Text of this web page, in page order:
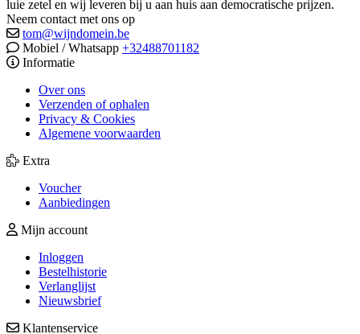
luie zetel en wij leveren bij u aan huis aan democratische prijzen.
Neem contact met ons op
tom@wijndomein.be
Mobiel / Whatsapp +32488701182
Informatie
Over ons
Verzenden of ophalen
Privacy & Cookies
Algemene voorwaarden
Extra
Voucher
Aanbiedingen
Mijn account
Inloggen
Bestelhistorie
Verlanglijst
Nieuwsbrief
Klantenservice